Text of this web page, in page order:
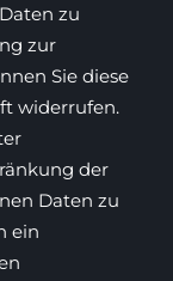
zu
zur
Sie diese
widerrufen.
der
Daten zu
ein